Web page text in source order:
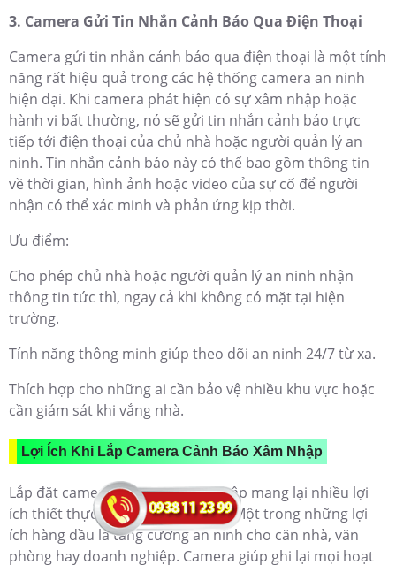
3. Camera Gửi Tin Nhắn Cảnh Báo Qua Điện Thoại
Camera gửi tin nhắn cảnh báo qua điện thoại là một tính
năng rất hiệu quả trong các hệ thống camera an ninh
hiện đại. Khi camera phát hiện có sự xâm nhập hoặc
hành vi bất thường, nó sẽ gửi tin nhắn cảnh báo trực
tiếp tới điện thoại của chủ nhà hoặc người quản lý an
ninh. Tin nhắn cảnh báo này có thể bao gồm thông tin
về thời gian, hình ảnh hoặc video của sự cố để người
nhận có thể xác minh và phản ứng kịp thời.
Ưu điểm:
Cho phép chủ nhà hoặc người quản lý an ninh nhận
thông tin tức thì, ngay cả khi không có mặt tại hiện
trường.
Tính năng thông minh giúp theo dõi an ninh 24/7 từ xa.
Thích hợp cho những ai cần bảo vệ nhiều khu vực hoặc
cần giám sát khi vắng nhà.
Lợi Ích Khi Lắp Camera Cảnh Báo Xâm Nhập
Lắp đặt camera cảnh báo xâm nhập mang lại nhiều lợi
ích thiết thực cho người sử dụng. Một trong những lợi
ích hàng đầu là tăng cường an ninh cho căn nhà, văn
phòng hay doanh nghiệp. Camera giúp ghi lại mọi hoạt